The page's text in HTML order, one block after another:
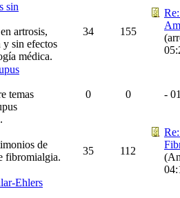
sin
artrosis,
sin efectos
médica.
34 155
temas
0 0 -
de
fibromialgia.
35 112
Ehlers